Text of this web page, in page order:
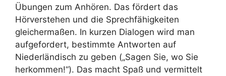
Übungen zum Anhören. Das fördert das
Hörverstehen und die Sprechfähigkeiten
gleichermaßen. In kurzen Dialogen wird man
aufgefordert, bestimmte Antworten auf
Niederländisch zu geben („Sagen Sie, wo Sie
herkommen!“). Das macht Spaß und vermittelt